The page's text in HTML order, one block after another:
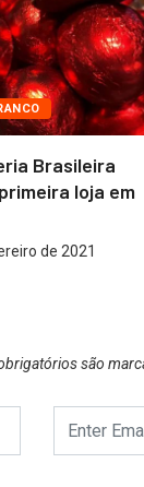
Brasileira
loja em
de 2021
são